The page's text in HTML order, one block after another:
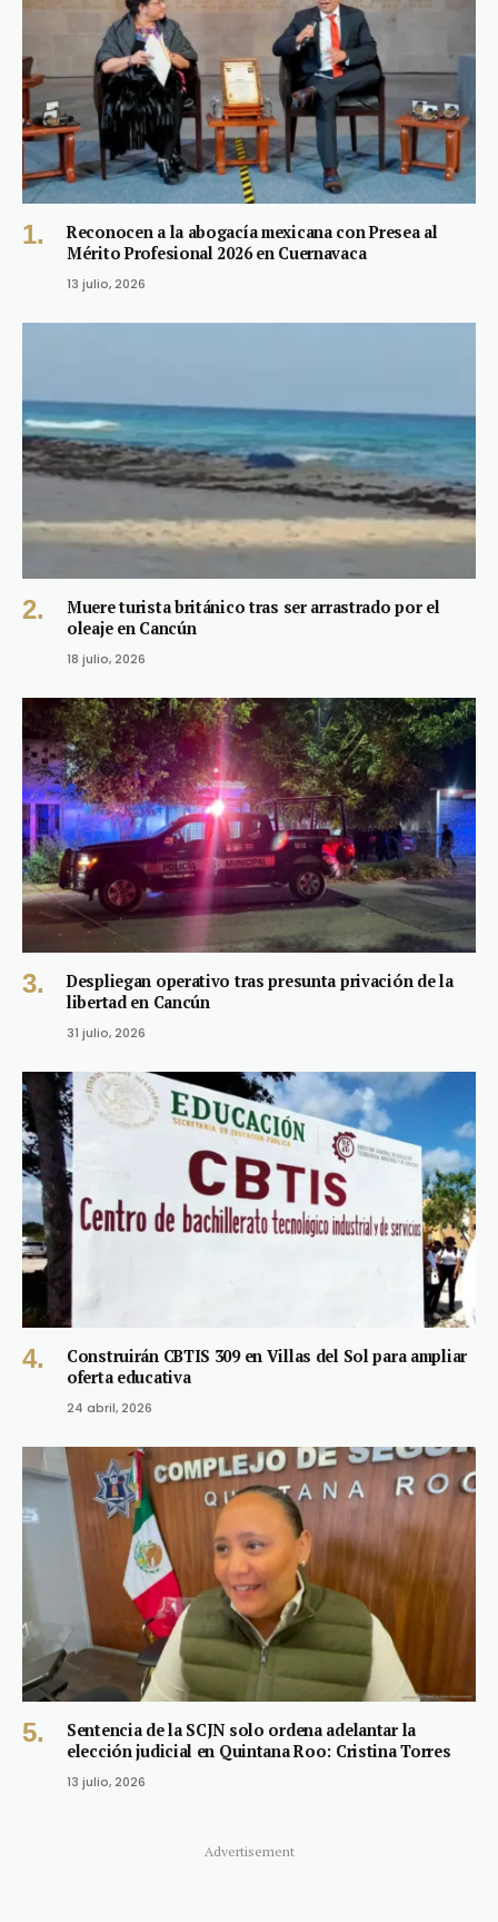
Reconocen a la abogacía mexicana con Presea al
Mérito Profesional 2026 en Cuernavaca
13 julio, 2026
Muere turista británico tras ser arrastrado por el
oleaje en Cancún
18 julio, 2026
Despliegan operativo tras presunta privación de la
libertad en Cancún
31 julio, 2026
Construirán CBTIS 309 en Villas del Sol para ampliar
oferta educativa
24 abril, 2026
Sentencia de la SCJN solo ordena adelantar la
elección judicial en Quintana Roo: Cristina Torres
13 julio, 2026
Advertisement